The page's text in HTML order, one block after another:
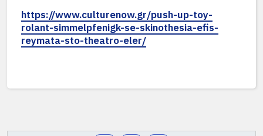
https://www.culturenow.gr/push-up-toy-
rolant-simmelpfenigk-se-skinothesia-efis-
reymata-sto-theatro-eler/